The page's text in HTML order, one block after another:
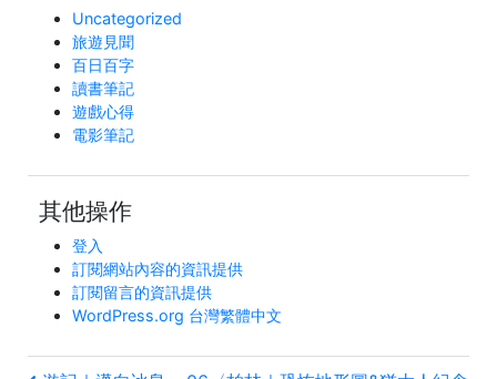
Uncategorized
旅遊見聞
百日百字
讀書筆記
遊戲心得
電影筆記
其他操作
登入
訂閱網站內容的資訊提供
訂閱留言的資訊提供
WordPress.org 台灣繁體中文